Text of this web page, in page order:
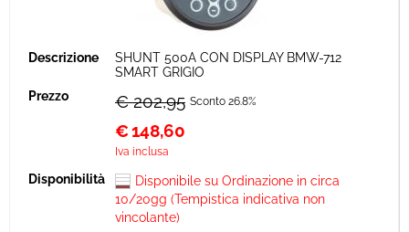
SHUNT 500A CON DISPLAY BMW-712
SMART GRIGIO
€ 202,95 Sconto 26.8%
€148,60
Iva inclusa
Disponibile su Ordinazione in circa
10/20gg (Tempistica indicativa non
vincolante)